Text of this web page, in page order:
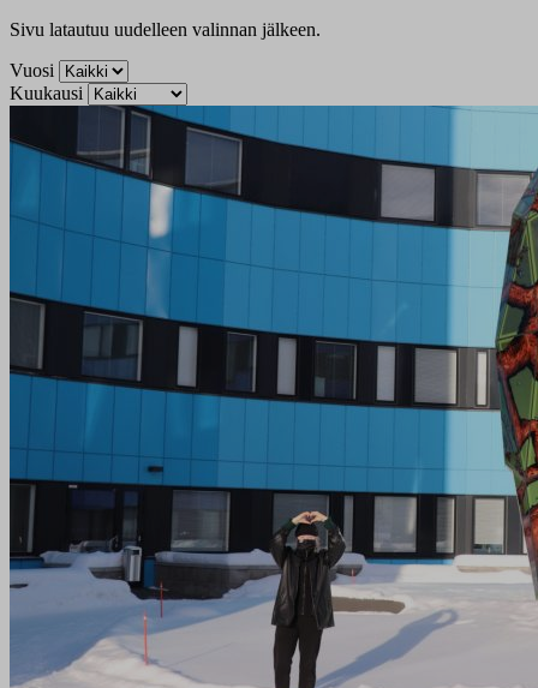
Sivu latautuu uudelleen valinnan jälkeen.
Vuosi
Kuukausi